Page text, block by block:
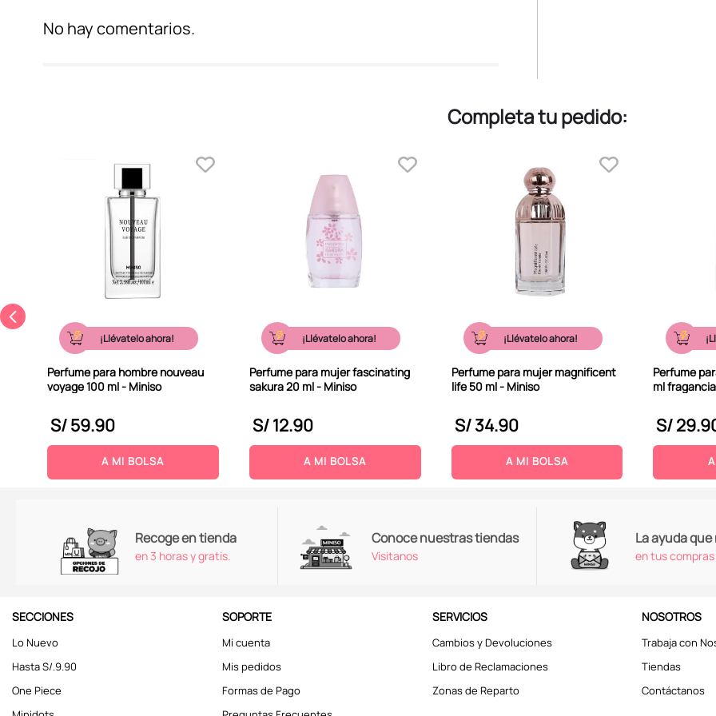
No hay comentarios.
Completa tu pedido:
¡Llévatelo ahora!
Perfume para hombre nouveau
voyage 100 ml - Miniso
S/59.90
A MI BOLSA
¡Llévatelo ahora!
Perfume para mujer fascinating
sakura 20 ml - Miniso
S/12.90
A MI BOLSA
¡Llévatelo ahora!
Perfume para mujer magnificent
life 50 ml - Miniso
S/34.90
A MI BOLSA
Perfume
ml
S/29.
Recoge en tienda
en 3 horas y gratis.
Conoce nuestras tiendas
Visitanos
La ayuda
en tus compras
SECCIONES
Lo Nuevo
Hasta S/.9.90
One Piece
SOPORTE
Mi cuenta
Mis pedidos
Formas de Pago
SERVICIOS
Cambios y Devoluciones
Libro de Reclamaciones
Zonas de Reparto
NOSOTROS
Trabaja con
Tiendas
Contáctanos